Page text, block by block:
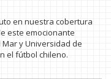
en nuestra cobertura
este emocionante
y Universidad de
el fútbol chileno.